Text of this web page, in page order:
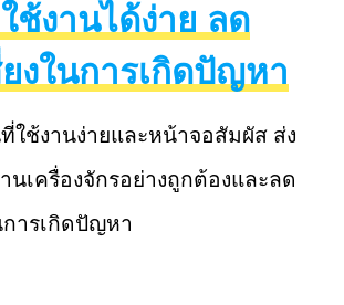
ช้งานได้ง่าย ลด
งในการเกิดปัญหา
ใช้งานง่ายและหน้าจอสัมผัส ส่ง
นเครื่องจักรอย่างถูกต้องและลด
การเกิดปัญหา